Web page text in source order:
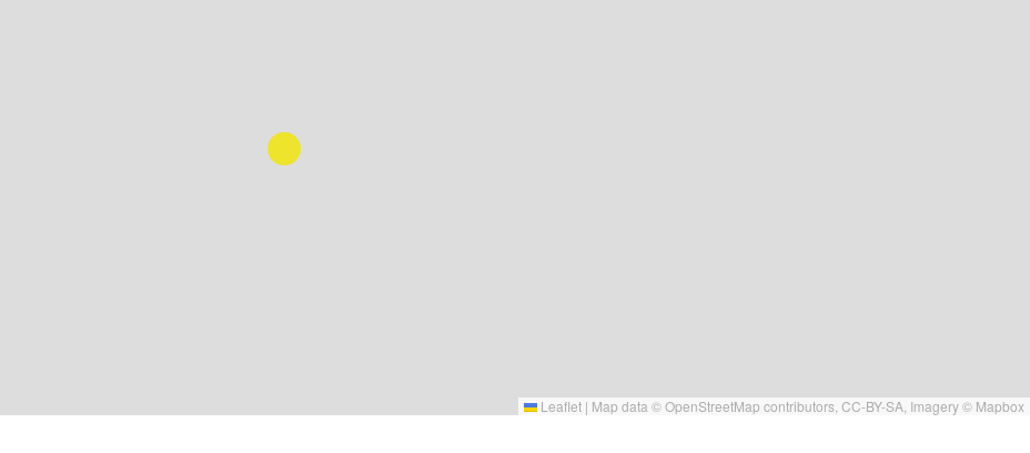
Leaflet | Map data ©OpenStreetMap contributors, CC-BY-SA , Imagery © Mapbox